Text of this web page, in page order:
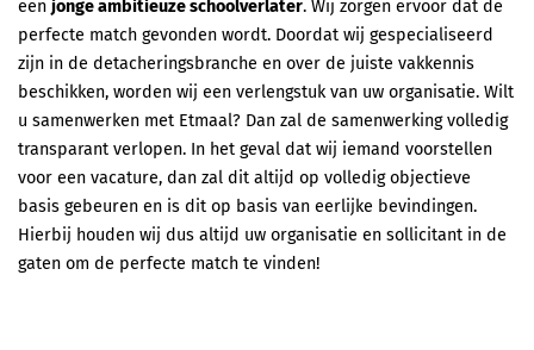
een jonge ambitieuze schoolverlater. Wij zorgen ervoor dat de
perfecte match gevonden wordt. Doordat wij gespecialiseerd
zijn in de detacheringsbranche en over de juiste vakkennis
beschikken, worden wij een verlengstuk van uw organisatie. Wilt
u samenwerken met Etmaal? Dan zal de samenwerking volledig
transparant verlopen. In het geval dat wij iemand voorstellen
voor een vacature, dan zal dit altijd op volledig objectieve
basis gebeuren en is dit op basis van eerlijke bevindingen.
Hierbij houden wij dus altijd uw organisatie en sollicitant in de
gaten om de perfecte match te vinden!